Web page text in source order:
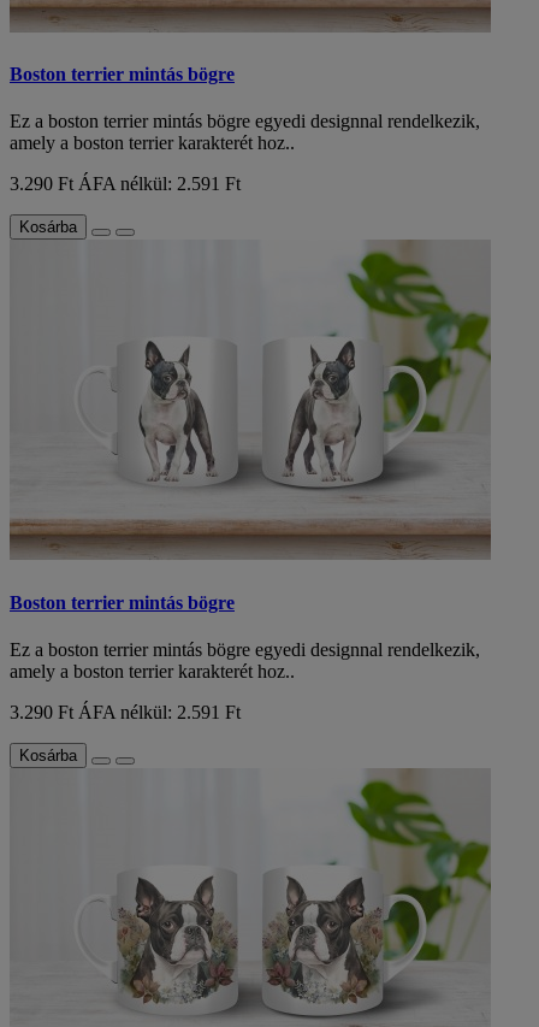
Boston terrier mintás bögre
Ez a boston terrier mintás bögre egyedi designnal rendelkezik,
amely a boston terrier karakterét hoz..
3.290 Ft ÁFA nélkül: 2.591 Ft
Kosárba
Boston terrier mintás bögre
Ez a boston terrier mintás bögre egyedi designnal rendelkezik,
amely a boston terrier karakterét hoz..
3.290 Ft ÁFA nélkül: 2.591 Ft
Kosárba